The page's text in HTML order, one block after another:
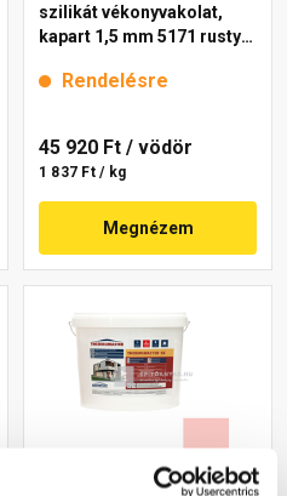
szilikát vékonyvakolat,
kapart 1,5 mm 5171 rusty
Rendelésre
45 920 Ft / vödör
1 837 Ft / kg
Megnézem